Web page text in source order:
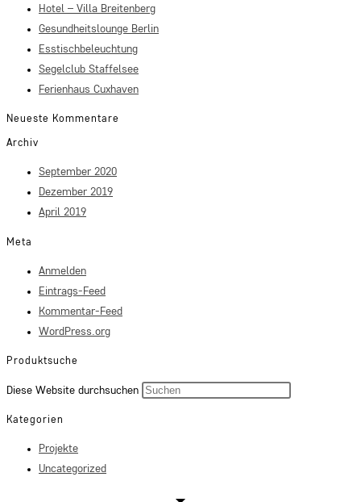
Hotel – Villa Breitenberg
Gesundheitslounge Berlin
Esstischbeleuchtung
Segelclub Staffelsee
Ferienhaus Cuxhaven
Neueste Kommentare
Archiv
September 2020
Dezember 2019
April 2019
Meta
Anmelden
Eintrags-Feed
Kommentar-Feed
WordPress.org
Produktsuche
Diese Website durchsuchen
Kategorien
Projekte
Uncategorized